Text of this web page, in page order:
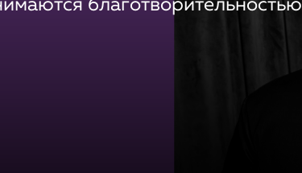
благотворительностью